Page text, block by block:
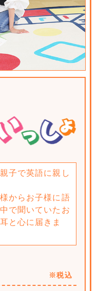
子で英語に親し
からお子様に語
で聞いていたお
と心に届きま
※税込